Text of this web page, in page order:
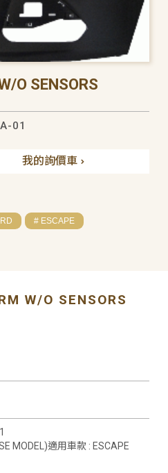
O SENSORS
01
我的詢價車
# ESCAPE
W/O SENSORS
MODEL)適用車款 : ESCAPE